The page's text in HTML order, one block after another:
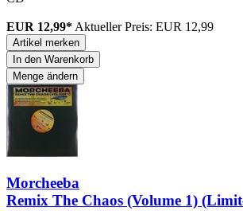
EUR 12,99* Aktueller Preis: EUR 12,99
Artikel merken
In den Warenkorb
Menge ändern
Morcheeba
Remix The Chaos (Volume 1)